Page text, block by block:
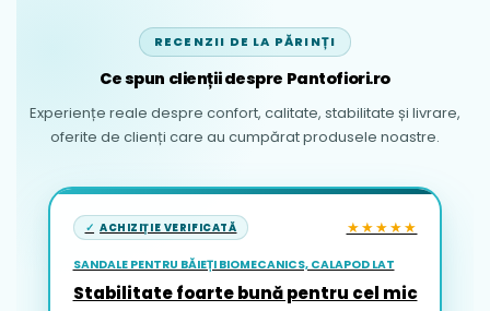
RECENZII DE LA PĂRINȚI
Ce spun clienții despre Pantofiori.ro
Experiențe reale despre confort, calitate, stabilitate și livrare,
oferite de clienți care au cumpărat produsele noastre.
ACHIZIȚIE VERIFICATĂ ★★★★★
SANDALE PENTRU BĂIEȚI BIOMECANICS, CALAPOD LAT
Stabilitate foarte bună pentru cel mic